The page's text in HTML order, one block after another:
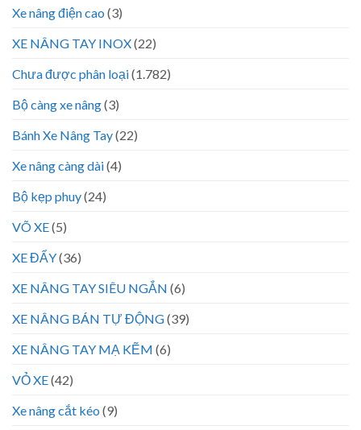
Xe nâng điện cao (3)
XE NÂNG TAY INOX(22)
Chưa được phân loại(1.782)
Bộ càng xe nâng(3)
Bánh Xe Nâng Tay(22)
Xe nâng càng dài(4)
Bộ kẹp phuy(24)
VÕ XE(5)
XE ĐẨY(36)
XE NÂNG TAY SIÊU NGẮN (6)
XE NÂNG BÁN TỰ ĐỘNG(39)
XE NÂNG TAY MẠ KẼM (6)
VỎ XE(42)
Xe nâng cắt kéo (9)